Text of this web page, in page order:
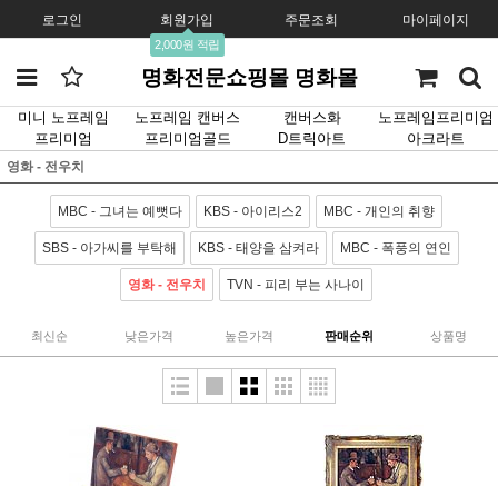
로그인 회원가입
2,000원 적립
주문조회 마이페이지
명화전문쇼핑몰 명화몰
미니 노프레임 노프레임 캔버스 캔버스화
노프레임프리미엄
프리미엄
프리미엄골드 D트릭아트 아크라트
영화 - 전우치
MBC - 그녀는 예뻣다 KBS - 아이리스2 MBC - 개인의 취향
SBS - 아가씨를 부탁해 KBS - 태양을 삼켜라 MBC - 폭풍의 연인
영화 - 전우치 TVN - 피리 부는 사나이
최신순 낮은가격 높은가격 판매순위 상품명